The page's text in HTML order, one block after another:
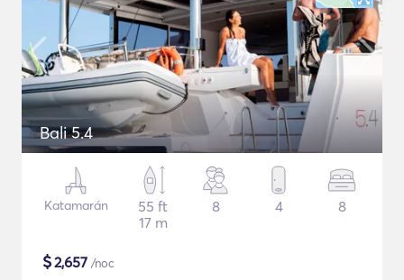
Bali 5.4
Katamarán
55 ft
17 m
8 4 8
$2,657 /noc